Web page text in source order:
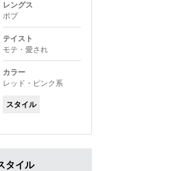
レングス
ボブ
テイスト
モテ・愛され
カラー
レッド・ピンク系
スタイル
タイル